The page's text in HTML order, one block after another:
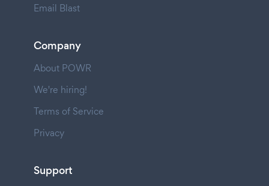
Email Blast
Company
About POWR
We're hiring!
Terms of Service
Privacy
Support